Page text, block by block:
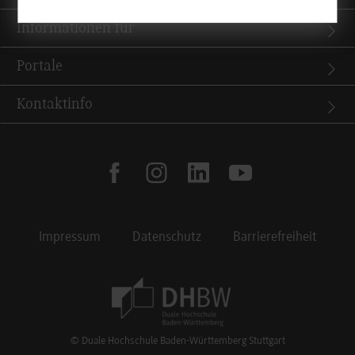
Informationen für
Portale
Kontaktinfo
facebookinstagramlinkedinyoutube
Impressum Datenschutz Barrierefreiheit
© Duale Hochschule Baden-Württemberg Stuttgart